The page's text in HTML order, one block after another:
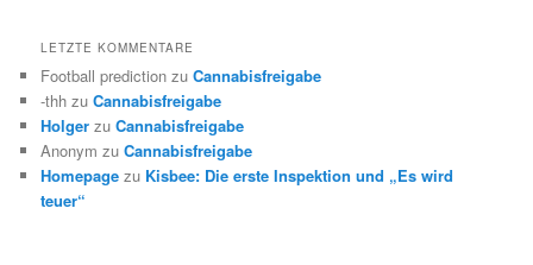
LETZTE KOMMENTARE
Football prediction zuCannabisfreigabe
-thh zuCannabisfreigabe
Holger zuCannabisfreigabe
Anonym zuCannabisfreigabe
Homepage zu Kisbee: Die erste Inspektion und „Es wird
teuer“